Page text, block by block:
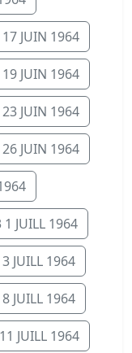
JUIN 1964
JUIN 1964
JUIN 1964
JUIN 1964
1 JUILL 1964
JUILL 1964
JUILL 1964
JUILL 1964